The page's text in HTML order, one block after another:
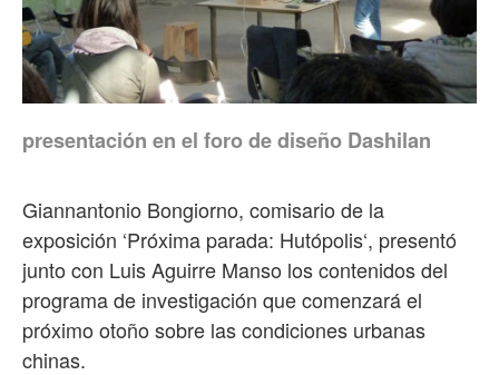
presentación en el foro de diseño Dashilan
Giannantonio Bongiorno, comisario de la
exposición ‘Próxima parada: Hutópolis‘, presentó
junto con Luis Aguirre Manso los contenidos del
programa de investigación que comenzará el
próximo otoño sobre las condiciones urbanas
chinas.